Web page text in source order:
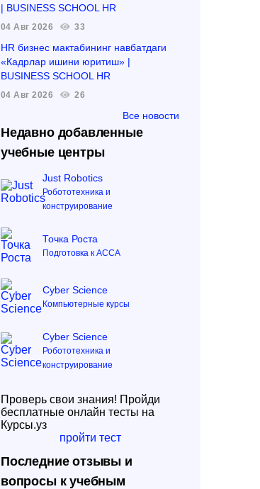
| BUSINESS SCHOOL HR
04 Авг 2026 33
HR бизнес мактабининг навбатдаги
«Кадрлар ишини юритиш» |
BUSINESS SCHOOL HR
04 Авг 2026 26
Все новости
Недавно добавленные
учебные центры
Just Robotics
Робототехника и
конструирование
Точка Роста
Подготовка к ACCA
Cyber Science
Компьютерные курсы
Cyber Science
Робототехника и
конструирование
Проверь свои знания! Пройди
бесплатные онлайн тесты на
Курсы.уз
пройти тест
Последние отзывы и
вопросы к учебным